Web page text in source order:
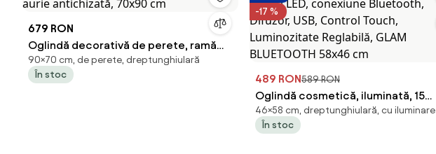
679 RON
Oglindă decorativă de perete, ramă
aurie antichizată, 70x90 cm
90×70 cm, de perete, dreptunghiulară
În stoc
-17 %
489 RON589 RON
Oglindă cosmetică, iluminată, 15
becuri LED, conexiune Bluetooth,
Difuzor, USB, Control Touch,
46×58 cm, dreptunghiulară, cu iluminare
În stoc